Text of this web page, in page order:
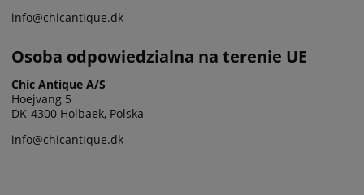
info@chicantique.dk
Osoba odpowiedzialna na terenie UE
Chic Antique A/S
Hoejvang 5
DK-4300 Holbaek, Polska
info@chicantique.dk